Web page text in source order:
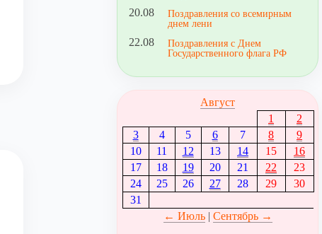
20.08
Поздравления со всемирным
днем лени
22.08
Поздравления с Днем
Государственного флага РФ
Август
1
2
3
4 5 6 7 8
9
10
11 12 13 14 15
16
17
18 19 20 21 22
23
24
25 26 27 28 29
30
31
← Июль| Сентябрь →